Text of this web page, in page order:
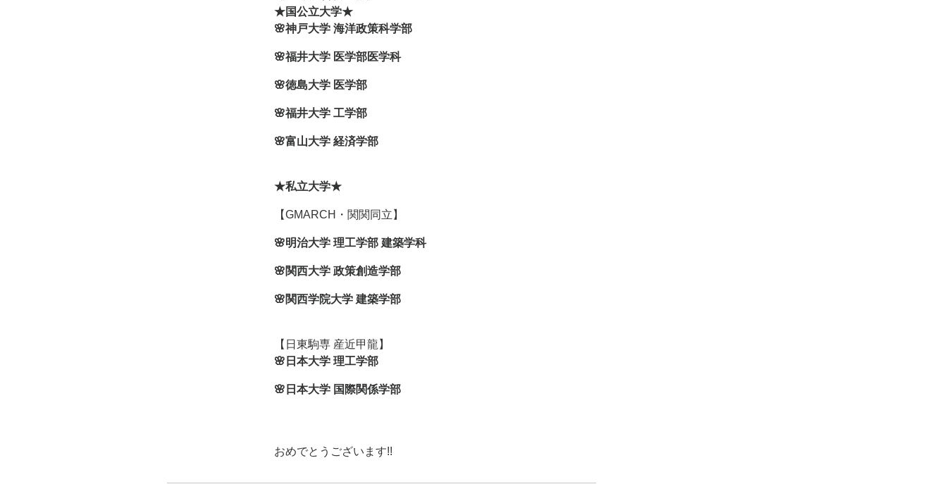
★国公立大学★
🌸神戸大学 海洋政策科学部
🌸福井大学 医学部医学科
🌸徳島大学 医学部
🌸福井大学 工学部
🌸富山大学 経済学部
★私立大学★
【GMARCH・関関同立】
🌸明治大学 理工学部 建築学科
🌸関西大学 政策創造学部
🌸関西学院大学 建築学部
【日東駒専 産近甲龍】
🌸日本大学 理工学部
🌸日本大学 国際関係学部
おめでとうございます!!